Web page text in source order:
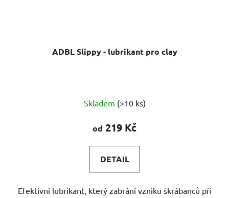
ADBL Slippy - lubrikant pro clay
hodnocení
produktu
5,0
z
hvězdiček.
Skladem (>10 ks)
od 219 Kč
DETAIL
Efektivní lubrikant, který zabrání vzniku škrábanců při